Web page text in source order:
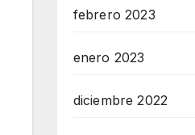
febrero 2023
enero 2023
diciembre 2022